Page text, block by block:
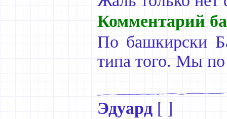
Комментарий
По башкирски
типа того. Мы
Эдуард [ ]